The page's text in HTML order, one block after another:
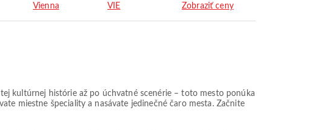
Vienna VIE Zobraziť ceny
kultúrnej histórie až po úchvatné scenérie – toto mesto ponúka
miestne špeciality a nasávate jedinečné čaro mesta. Začnite